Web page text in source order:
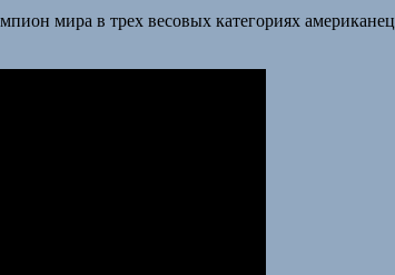
мира в трех весовых категориях американец